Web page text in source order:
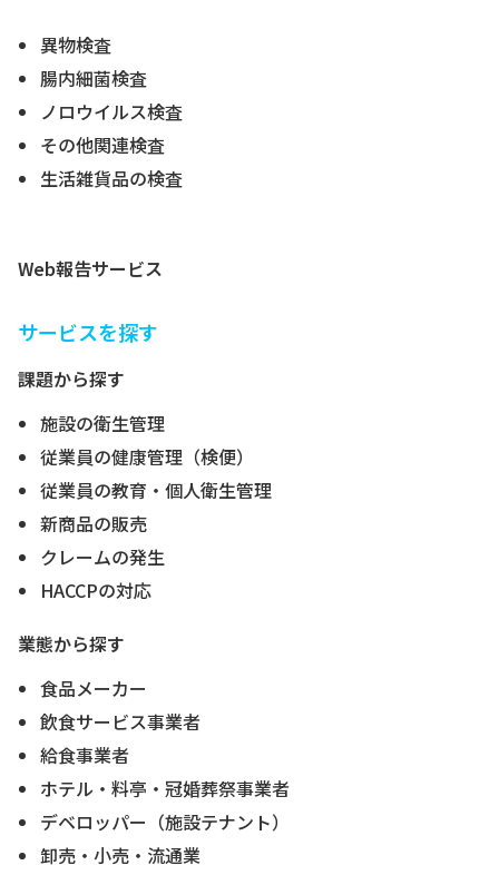
異物検査
腸内細菌検査
ノロウイルス検査
その他関連検査
生活雑貨品の検査
Web報告サービス
サービスを探す
課題から探す
施設の衛生管理
従業員の健康管理（検便）
従業員の教育・個人衛生管理
新商品の販売
クレームの発生
HACCPの対応
業態から探す
食品メーカー
飲食サービス事業者
給食事業者
ホテル・料亭・冠婚葬祭事業者
デベロッパー（施設テナント）
卸売・小売・流通業